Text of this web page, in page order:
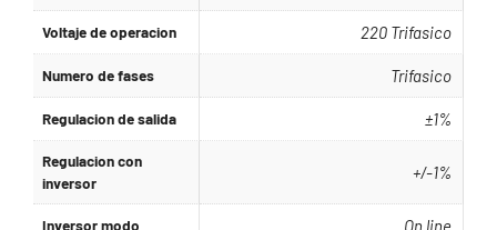
Voltaje de operacion 220 Trifasico
Numero de fases Trifasico
Regulacion de salida ±1%
Regulacion con
inversor
+/-1%
Inversor modo On line